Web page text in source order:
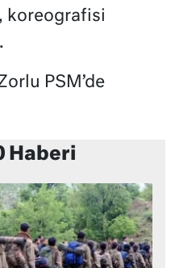
koreografisi
PSM’de
Haberi